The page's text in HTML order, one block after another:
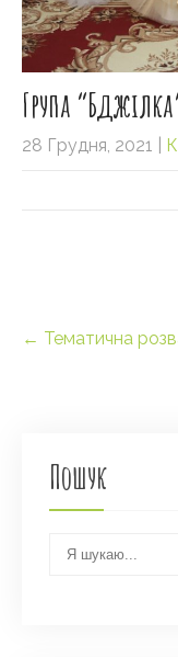
Група
28 Грудня, 2021
Post
navigation
← Тематична
Пошук